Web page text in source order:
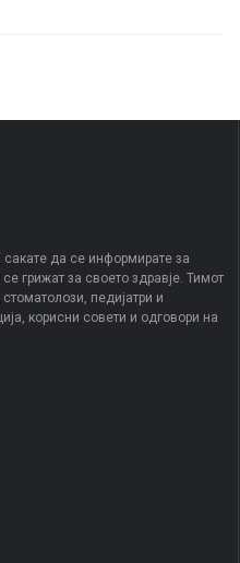
да се информирате за
грижат за своето здравје. Тимот
педијатри и
корисни совети и одговори на